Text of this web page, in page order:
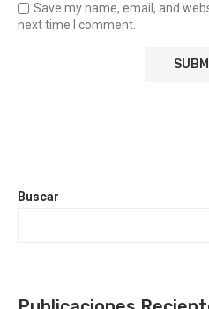
Save my name, email, and
next time I comment.
Buscar